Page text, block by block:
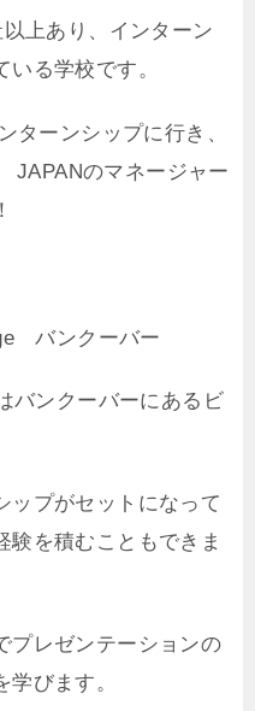
上あり、インターン
る学校です。
ターンシップに行き、
JAPANのマネージャー
バンクーバー
バンクーバーにあるビ
ップがセットになって
験を積むこともできま
プレゼンテーションの
びます。